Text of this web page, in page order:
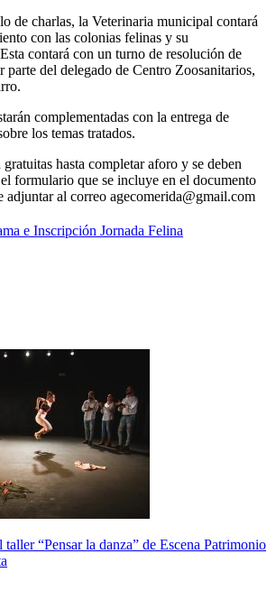
de charlas, la Veterinaria municipal contará
con las colonias felinas y su
contará con un turno de resolución de
parte del delegado de Centro Zoosanitarios,
complementadas con la entrega de
los temas tratados.
hasta completar aforo y se deben
formulario que se incluye en el documento
adjuntar al correo agecomerida@gmail.com
e Inscripción Jornada Felina
“Pensar la danza” de Escena Patrimonio